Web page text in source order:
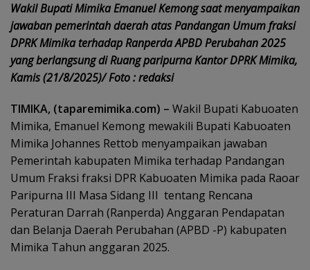
Wakil Bupati Mimika Emanuel Kemong saat menyampaikan
jawaban pemerintah daerah atas Pandangan Umum fraksi
DPRK Mimika terhadap Ranperda APBD Perubahan 2025
yang berlangsung di Ruang paripurna Kantor DPRK Mimika,
Kamis (21/8/2025)/ Foto : redaksi
TIMIKA, (taparemimika.com) – Wakil Bupati Kabuoaten
Mimika, Emanuel Kemong mewakili Bupati Kabuoaten
Mimika Johannes Rettob menyampaikan jawaban
Pemerintah kabupaten Mimika terhadap Pandangan
Umum Fraksi fraksi DPR Kabuoaten Mimika pada Raoar
Paripurna III Masa Sidang III tentang Rencana
Peraturan Darrah (Ranperda) Anggaran Pendapatan
dan Belanja Daerah Perubahan (APBD -P) kabupaten
Mimika Tahun anggaran 2025.